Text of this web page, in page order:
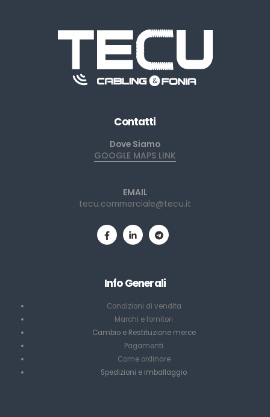
Contatti
Dove Siamo
GOOGLE MAPS LINK
EMAIL
tecu.commerciale@tecu.it
Info Generali
Condizioni di vendita
Marchi e fornitori
Cambio e Restituzione merce
Pagamenti
Come ordinare
Spedizioni e imballaggio